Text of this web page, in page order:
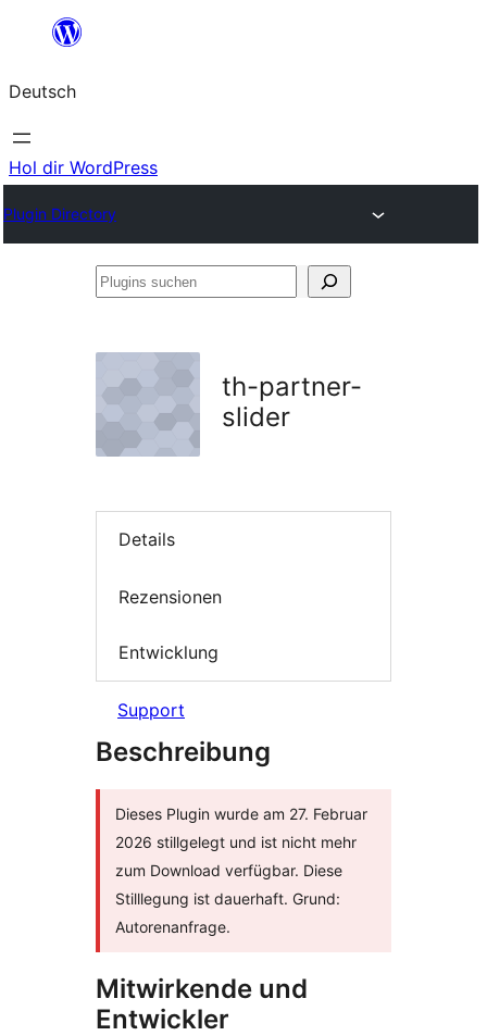
springen
Deutsch
Hol dir WordPress
Plugin Directory
Plugins
th-partner-
slider
Details
Rezensionen
Entwicklung
Support
Beschreibung
Dieses Plugin wurde am 27. Februar
2026 stillgelegt und ist nicht mehr
zum Download verfügbar. Diese
Stilllegung ist dauerhaft. Grund:
Autorenanfrage.
Mitwirkende und
Entwickler